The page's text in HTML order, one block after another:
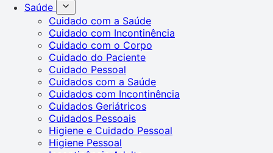
Saúde
Cuidado com a Saúde
Cuidado com Incontinência
Cuidado com o Corpo
Cuidado do Paciente
Cuidado Pessoal
Cuidados com a Saúde
Cuidados com Incontinência
Cuidados Geriátricos
Cuidados Pessoais
Higiene e Cuidado Pessoal
Higiene Pessoal